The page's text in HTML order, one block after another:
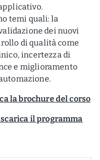
temi quali: la
dei nuovi
di qualità come
incertezza di
e miglioramento
la brochure del corso
il programma